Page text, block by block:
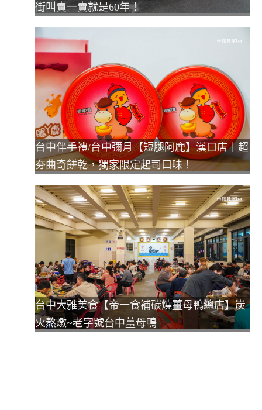
街叫賣一賣就是60年！
台中伴手禮/台中彌月【短腿阿鹿】漢口店｜超
夯曲奇餅乾，獨家限定起司口味！
台中大雅美食【帝一食補碳燒薑母鴨總店】炭
火熬燉~老字號台中薑母鴨